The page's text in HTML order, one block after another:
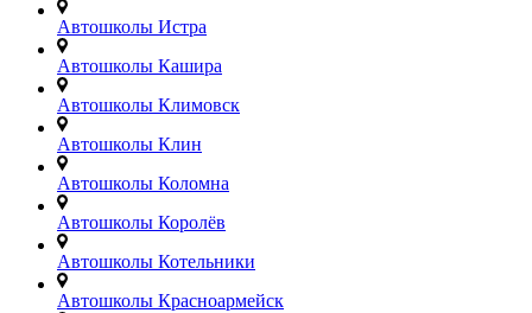
Автошколы Истра
Автошколы Кашира
Автошколы Климовск
Автошколы Клин
Автошколы Коломна
Автошколы Королёв
Автошколы Котельники
Автошколы Красноармейск